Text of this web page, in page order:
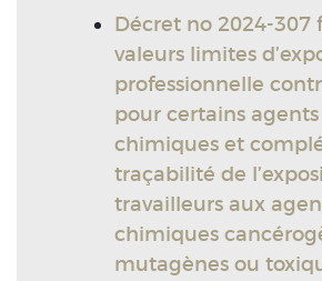
Décret no 2024-307
valeurs limites
professionnelle
pour certains agents
chimiques et
traçabilité de
travailleurs aux
chimiques
mutagènes ou